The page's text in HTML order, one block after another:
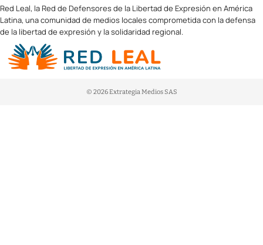
Red Leal, la Red de Defensores de la Libertad de Expresión en América
Latina, una comunidad de medios locales comprometida con la defensa
de la libertad de expresión y la solidaridad regional.
© 2026 Extrategia Medios SAS